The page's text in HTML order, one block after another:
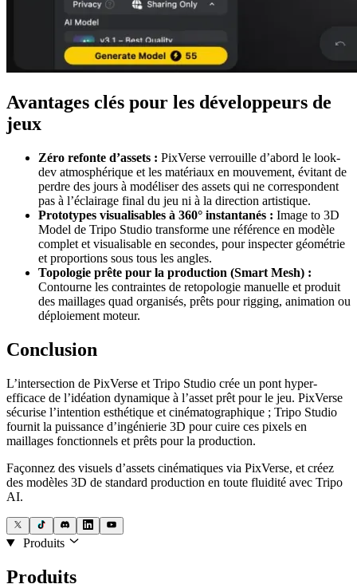
Avantages clés pour les développeurs de
jeux
Zéro refonte d’assets : PixVerse verrouille d’abord le look-
dev atmosphérique et les matériaux en mouvement, évitant de
perdre des jours à modéliser des assets qui ne correspondent
pas à l’éclairage final du jeu ni à la direction artistique.
Prototypes visualisables à 360° instantanés : Image to 3D
Model de Tripo Studio transforme une référence en modèle
complet et visualisable en secondes, pour inspecter géométrie
et proportions sous tous les angles.
Topologie prête pour la production (Smart Mesh) :
Contourne les contraintes de retopologie manuelle et produit
des maillages quad organisés, prêts pour rigging, animation ou
déploiement moteur.
Conclusion
L’intersection de PixVerse et Tripo Studio crée un pont hyper-
efficace de l’idéation dynamique à l’asset prêt pour le jeu. PixVerse
sécurise l’intention esthétique et cinématographique ; Tripo Studio
fournit la puissance d’ingénierie 3D pour cuire ces pixels en
maillages fonctionnels et prêts pour la production.
Façonnez des visuels d’assets cinématiques via PixVerse, et créez
des modèles 3D de standard production en toute fluidité avec Tripo
AI.
Produits
Produits